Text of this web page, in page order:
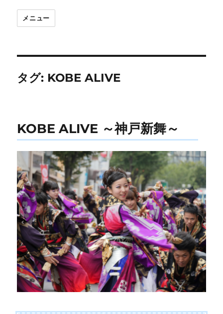
メニュー
タグ: KOBE ALIVE
KOBE ALIVE ～神戸新舞～